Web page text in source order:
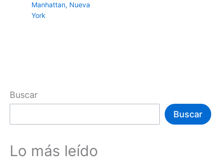
Manhattan, Nueva
York
Buscar
Buscar
Lo más leído